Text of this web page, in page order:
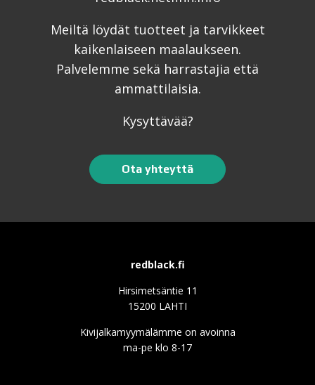
Meiltä löydät tuotteet ja tarvikkeet
kaikenlaiseen maalaukseen.
Palvelemme sekä harrastajia että
ammattilaisia.
Kysyttävää?
Ota yhteyttä
redblack.fi
Hirsimetsäntie 11
15200 LAHTI
Kivijalkamyymälämme on avoinna
ma-pe klo 8-17